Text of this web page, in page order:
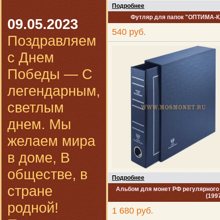
09.05.2023
Поздравляем
с Днем
Победы — С
легендарным,
светлым
днем. Мы
желаем мира
в доме, В
обществе, в
стране
родной!
Подробнее
Футляр для папок "ОПТИМА-
540 руб.
Подробнее
Альбом для монет РФ
1 680 руб.